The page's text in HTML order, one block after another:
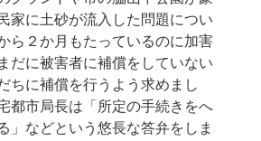
家に土砂が流入した問題につい
ら２か月もたっているのに加害
だに被害者に補償をしていない
ちに補償を行うよう求めまし
都市局長は「所定の手続きをへ
」などという悠長な答弁をしま